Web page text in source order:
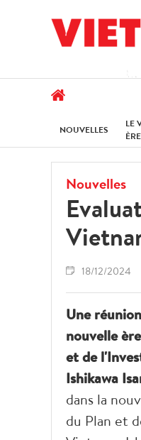
NOUVELLES
LE
ÈRE
Nouvelles
18/12/2024
Une
nouvelle
et de
Ishikawa
dans la
du Plan et